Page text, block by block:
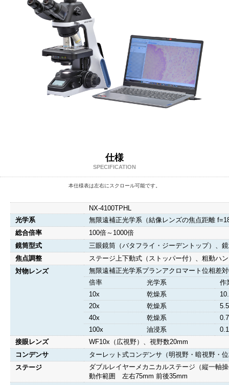
仕様
SPECIFICATION
本仕様表は左右にスクロール可能です。
NX-4100TPHL
光学系
無限遠補正光学系（結像レンズの焦点距離
総合倍率
100倍～1000倍
鏡筒型式
三眼鏡筒（バタフライ・ジーデントップ）、
焦点調整
ステージ上下動式（ストッパー付）、粗動ハ
対物レンズ
無限遠補正光学系プランアクロマート位相差
倍率
光学系
作
10x
乾燥系
20x
乾燥系
40x
乾燥系
100x
油浸系
接眼レンズ
WF10x（広視野）、視野数20mm
コンデンサ
ターレット式コンデンサ（明視野・暗視野・
ステージ
ダブルレイヤーメカニカルステージ（縦一軸
動作範囲 左右75mm 前後35mm